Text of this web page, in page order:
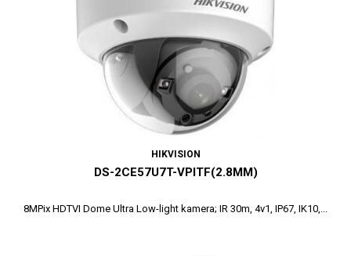
HIKVISION
DS-2CE57U7T-VPITF(2.8MM)
8MPix HDTVI Dome Ultra Low-light kamera; IR 30m, 4v1, IP67, IK10,...